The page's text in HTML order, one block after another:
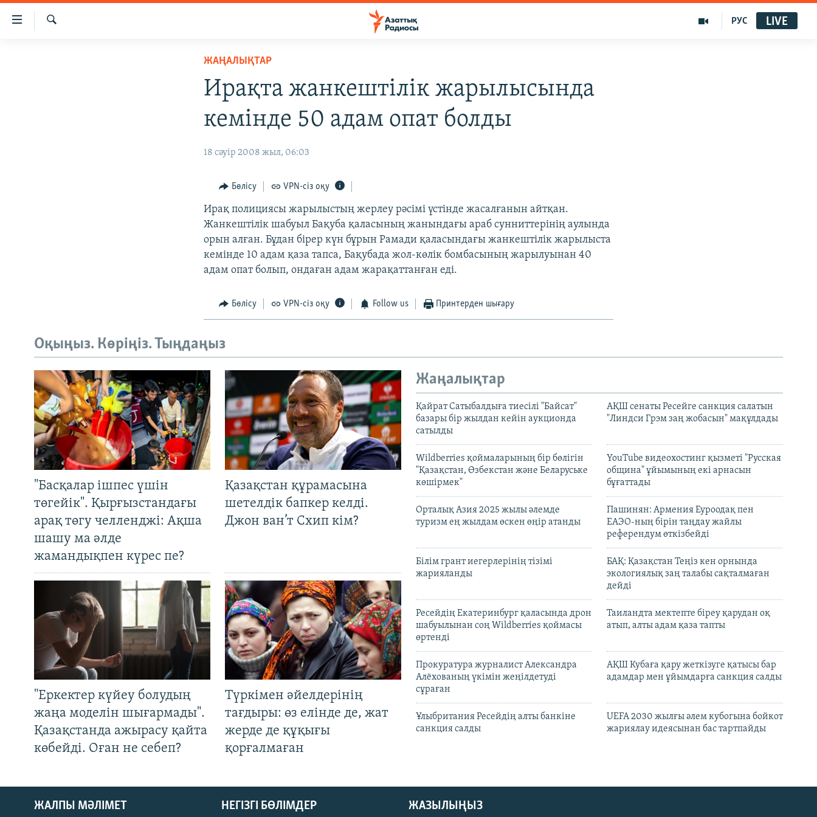
Accessibility
РУС LIVE
ЖАҢАЛЫҚТАР
Ирақта жанкештілік жарылысында
кемінде 50 адам опат болды
18 сәуір 2008 жыл, 06:03
Бөлісу VPN-сіз оқу
Ирақ полициясы жарылыстың жерлеу рәсімі үстінде жасалғанын айтқан.
Жанкештілік шабуыл Бақуба қаласының жанындағы араб сунниттерінің аулында
орын алған. Бұдан бірер күн бұрын Рамади қаласындағы жанкештілік жарылыста
кемінде 10 адам қаза тапса, Бақубада жол-көлік бомбасының жарылуынан 40
адам опат болып, ондаған адам жарақаттанған еді.
Бөлісу VPN-сіз оқу Follow us Принтерден шығару
Оқыңыз. Көріңіз. Тыңдаңыз
"Басқалар ішпес үшін
төгейік". Қырғызстандағы
арақ төгу челленджі: Ақша
шашу ма әлде
жамандықпен күрес пе?
Қазақстан құрамасына
шетелдік бапкер келді.
Джон ван’т Схип кім?
"Еркектер күйеу болудың
жаңа моделін шығармады".
Қазақстанда ажырасу қайта
көбейді. Оған не себеп?
Түркімен әйелдерінің
тағдыры: өз елінде де, жат
жерде де құқығы
қорғалмаған
Жаңалықтар
Қайрат Сатыбалдыға тиесілі "Байсат"
базары бір жылдан кейін аукционда
сатылды
АҚШ сенаты Ресейге санкция салатын
"Линдси Грэм заң жобасын" мақұлдады
Wildberries қоймаларының бір бөлігін
"Қазақстан, Өзбекстан және Беларуське
көшірмек"
YouTube видеохостинг қызметі "Русская
община" ұйымының екі арнасын
бұғаттады
Орталық Азия 2025 жылы әлемде
туризм ең жылдам өскен өңір атанды
Пашинян: Армения Еуроодақ пен
ЕАЭО-ның бірін таңдау жайлы
референдум өткізбейді
Білім грант иегерлерінің тізімі
жарияланды
БАҚ: Қазақстан Теңіз кен орнында
экологиялық заң талабы сақталмаған
дейді
Ресейдің Екатеринбург қаласында дрон
шабуылынан соң Wildberries қоймасы
өртенді
Таиландта мектепте біреу қарудан оқ
атып, алты адам қаза тапты
Прокуратура журналист Александра
Алёхованың үкімін жеңілдетуді
сұраған
АҚШ Кубаға қару жеткізуге қатысы бар
адамдар мен ұйымдарға санкция салды
Ұлыбритания Ресейдің алты банкіне
санкция салды
UEFA 2030 жылғы әлем кубогына бойкот
жариялау идеясынан бас тартпайды
ЖАЗЫЛЫҢЫЗ
ЖАЛПЫ МӘЛІМЕТ НЕГІЗГІ БӨЛІМДЕР